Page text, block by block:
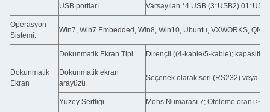
USB portları Varsayılan *4 USB
Operasyon
Sistemi:
Win7, Win7 Embedded, Win8, Win10, Ubuntu, VXWORKS,
Dokunmatik
Ekran
Dokunmatik Ekran Tipi Dirençli ((4-kable/5-kable); kapasitif;
Dokunmatik ekran
arayüzü
Seçenek olarak seri (RS232) veya
Yüzey Sertliği Mohs Numarası 7; Öteleme oranı >